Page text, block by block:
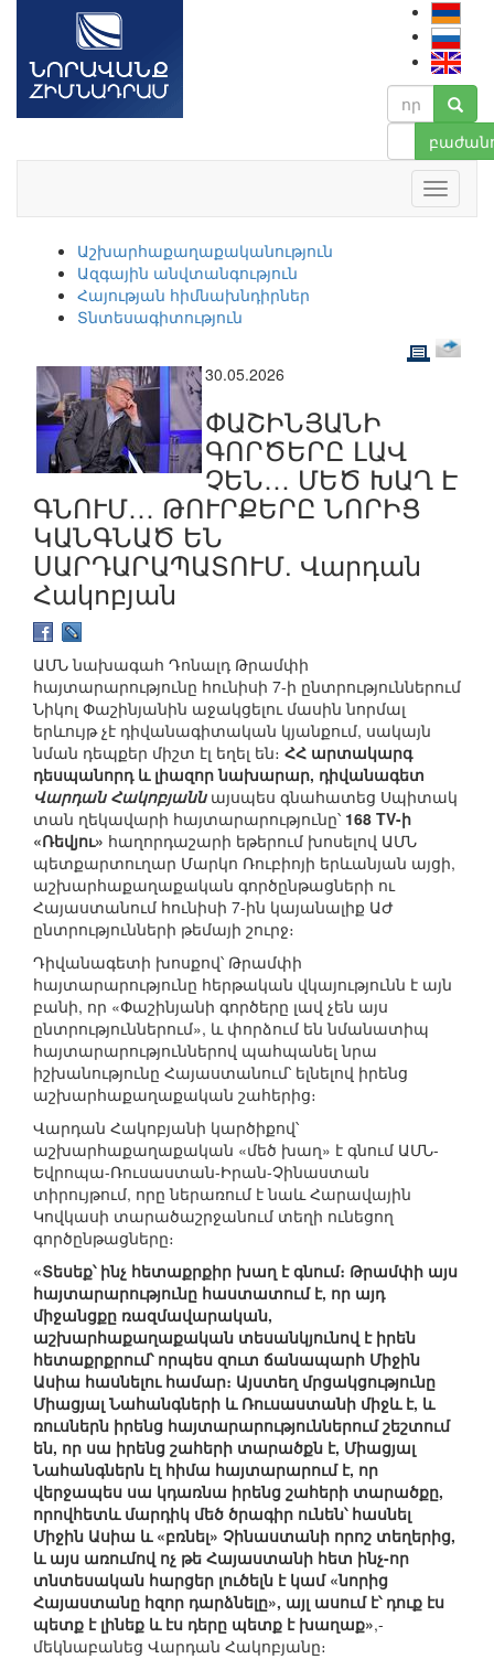
Աշխարհաքաղաքականություն
Ազգային անվտանգություն
Հայության հիմնախնդիրներ
Տնտեսագիտություն
30.05.2026
ՓԱՇԻՆՅԱՆԻ
ԳՈՐԾԵՐԸ ԼԱՎ
ՉԵՆ… ՄԵԾ ԽԱՂ Է
ԳՆՈՒՄ… ԹՈՒՐՔԵՐԸ ՆՈՐԻՑ
ԿԱՆԳՆԱԾ ԵՆ
ՍԱՐԴԱՐԱՊԱՏՈՒՄ. Վարդան
Հակոբյան
ԱՄՆ նախագահ Դոնալդ Թրամփի
հայտարարությունը հունիսի 7-ի ընտրություններում
Նիկոլ Փաշինյանին աջակցելու մասին նորմալ
երևույթ չէ դիվանագիտական կյանքում, սակայն
նման դեպքեր միշտ էլ եղել են։ ՀՀ արտակարգ
դեսպանորդ և լիազոր նախարար, դիվանագետ
Վարդան Հակոբյաննայսպես գնահատեց Սպիտակ
տան ղեկավարի հայտարարությունը՝ 168 TV-ի
«Ռեվյու» հաղորդաշարի եթերում խոսելով ԱՄՆ
պետքարտուղար Մարկո Ռուբիոյի երևանյան այցի,
աշխարհաքաղաքական գործընթացների ու
Հայաստանում հունիսի 7-ին կայանալիք ԱԺ
ընտրությունների թեմայի շուրջ։
Դիվանագետի խոսքով՝ Թրամփի
հայտարարությունը հերթական վկայությունն է այն
բանի, որ «Փաշինյանի գործերը լավ չեն այս
ընտրություններում», և փորձում են նմանատիպ
հայտարարություններով պահպանել նրա
իշխանությունը Հայաստանում՝ ելնելով իրենց
աշխարհաքաղաքական շահերից։
Վարդան Հակոբյանի կարծիքով՝
աշխարհաքաղաքական «մեծ խաղ» է գնում ԱՄՆ-
Եվրոպա-Ռուսաստան-Իրան-Չինաստան
տիրույթում, որը ներառում է նաև Հարավային
Կովկասի տարածաշրջանում տեղի ունեցող
գործընթացները։
«Տեսեք՝ ինչ հետաքրքիր խաղ է գնում։ Թրամփի այս
հայտարարությունը հաստատում է, որ այդ
միջանցքը ռազմավարական,
աշխարհաքաղաքական տեսանկյունով է իրեն
հետաքրքրում՝ որպես զուտ ճանապարհ Միջին
Ասիա հասնելու համար։ Այստեղ մրցակցությունը
Միացյալ Նահանգների և Ռուսաստանի միջև է, և
ռուսներն իրենց հայտարարություններում շեշտում
են, որ սա իրենց շահերի տարածքն է, Միացյալ
Նահանգներն էլ հիմա հայտարարում է, որ
վերջապես սա կդառնա իրենց շահերի տարածքը,
որովհետև մարդիկ մեծ ծրագիր ունեն՝ հասնել
Միջին Ասիա և «բռնել» Չինաստանի որոշ տեղերից,
և այս առումով ոչ թե Հայաստանի հետ ինչ-որ
տնտեսական հարցեր լուծելն է կամ «նորից
Հայաստանը հզոր դարձնելը», այլ ասում է՝ դուք էս
պետք է լինեք և էս դերը պետք է խաղաք»,-
մեկնաբանեց Վարդան Հակոբյանը։